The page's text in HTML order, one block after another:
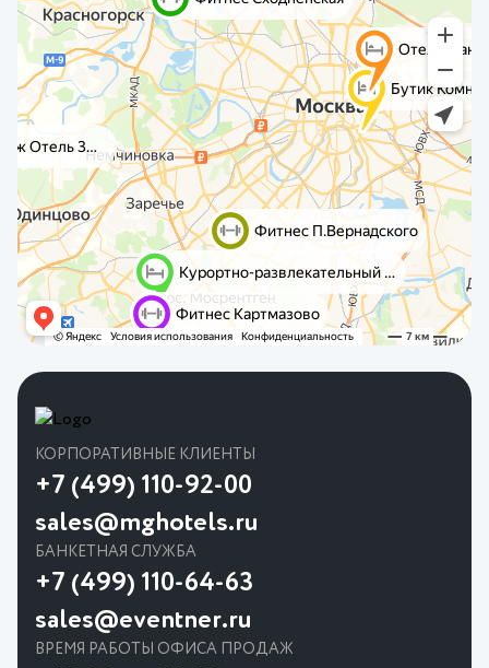
КОРПОРАТИВНЫЕ КЛИЕНТЫ
+7 (499) 110-92-00
sales@mghotels.ru
БАНКЕТНАЯ СЛУЖБА
+7 (499) 110-64-63
sales@eventner.ru
ВРЕМЯ РАБОТЫ ОФИСА ПРОДАЖ